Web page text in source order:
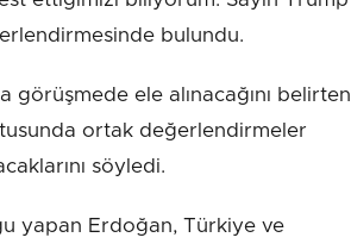
bulundu.
görüşmede ele alınacağını belirten
ortak değerlendirmeler
söyledi.
yapan Erdoğan, Türkiye ve